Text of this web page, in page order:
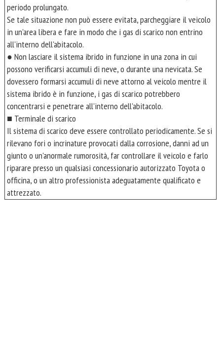
periodo prolungato.
Se tale situazione non può essere evitata, parcheggiare il veicolo
in un'area libera e fare in modo che i gas di scarico non entrino
all'interno dell'abitacolo.
● Non lasciare il sistema ibrido in funzione in una zona in cui
possono verificarsi accumuli di neve, o durante una nevicata. Se
dovessero formarsi accumuli di neve attorno al veicolo mentre il
sistema ibrido è in funzione, i gas di scarico potrebbero
concentrarsi e penetrare all'interno dell'abitacolo.
■ Terminale di scarico
Il sistema di scarico deve essere controllato periodicamente. Se si
rilevano fori o incrinature provocati dalla corrosione, danni ad un
giunto o un'anormale rumorosità, far controllare il veicolo e farlo
riparare presso un qualsiasi concessionario autorizzato Toyota o
officina, o un altro professionista adeguatamente qualificato e
attrezzato.